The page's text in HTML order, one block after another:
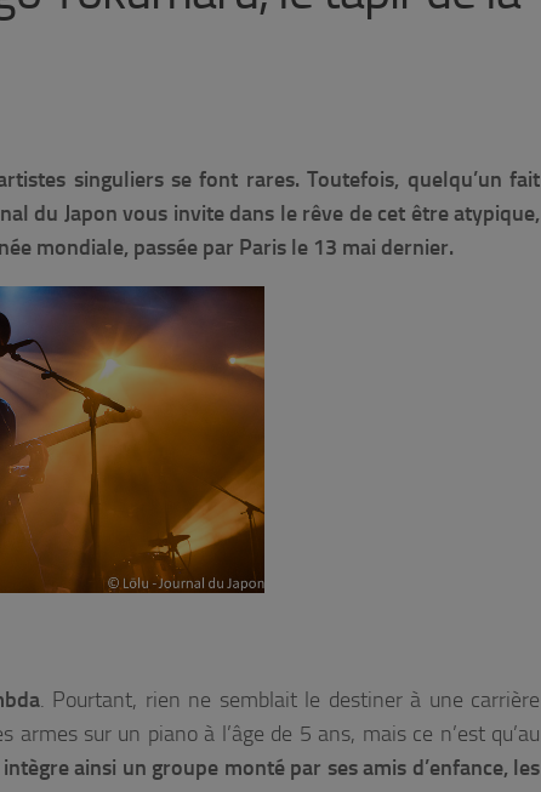
singuliers se font rares. Toutefois, quelqu’un fait
du Japon vous invite dans le rêve de cet être atypique,
mondiale, passée par Paris le 13 mai dernier.
. Pourtant, rien ne semblait le destiner à une carrière
sur un piano à l’âge de 5 ans, mais ce n’est qu’au
ainsi un groupe monté par ses amis d’enfance, les